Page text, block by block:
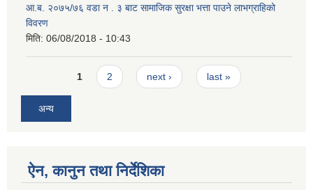
आ.ब. २०७५/७६ वडा न . ३ बाट सामाजिक सुरक्षा भत्ता पाउने लाभग्राहिको
विवरण
मिति: 06/08/2018 - 10:43
Pages1 2 next › last »
अन्य
ऐन, कानुन तथा निर्देशिका